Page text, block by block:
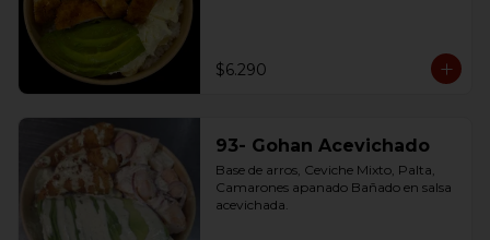
$6.290
93- Gohan Acevichado
Base de arros, Ceviche Mixto, Palta,
Camarones apanado Bañado en salsa
acevichada.